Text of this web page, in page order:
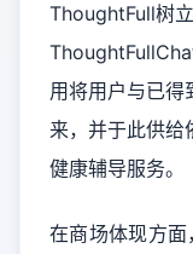
ThoughtFull树
用将用户与已得
来，并于此供给
健康辅导服务。
在商场体现方